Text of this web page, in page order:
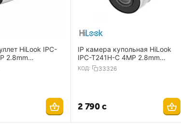
HiLook IPC-
IP67 IR30
IP камера купольная HiLook
IPC-T241H-C 4MP 2.8mm
2560×1440 IP67 IR30 m PoE
КОД: 33326
2 790с